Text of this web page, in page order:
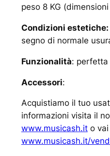
peso 8 KG
Condizioni estetiche:
segno di normale
Funzionalità: perfetta
Accessori:
Acquistiamo il tuo
informazioni visita il
www.musicash.ito vai
www.musicash.it/